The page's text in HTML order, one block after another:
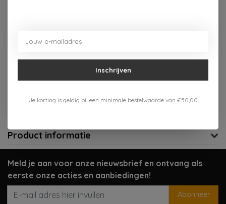
Aan verlanglijst toevoegen
Gratis verzenden vanaf 75,-
Verzenden 1-3 werkdagen
Product informatie
Meld je aan voor onze nieuwsbrief en ontvang als
eerste onze acties en aanbiedingen!
Abonneer
Inschrijven
Je korting is geldig bij een minimale bestelwaarde van €50,00